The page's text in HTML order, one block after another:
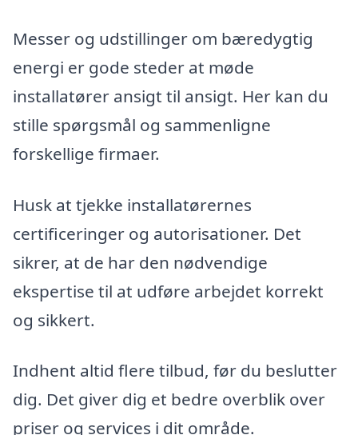
Messer og udstillinger om bæredygtig
energi er gode steder at møde
installatører ansigt til ansigt. Her kan du
stille spørgsmål og sammenligne
forskellige firmaer.
Husk at tjekke installatørernes
certificeringer og autorisationer. Det
sikrer, at de har den nødvendige
ekspertise til at udføre arbejdet korrekt
og sikkert.
Indhent altid flere tilbud, før du beslutter
dig. Det giver dig et bedre overblik over
priser og services i dit område.